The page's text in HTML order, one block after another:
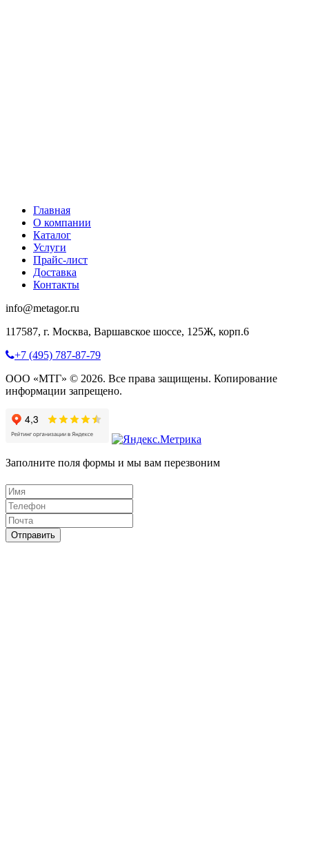
Главная
О компании
Каталог
Услуги
Прайс-лист
Доставка
Контакты
info@metagor.ru
117587, г. Москва, Варшавское шоссе, 125Ж, корп.6
+7 (495) 787-87-79
ООО «МТГ» © 2026. Все права защищены. Копирование
информации запрещено.
Заполните поля формы и мы вам перезвоним
Отправить